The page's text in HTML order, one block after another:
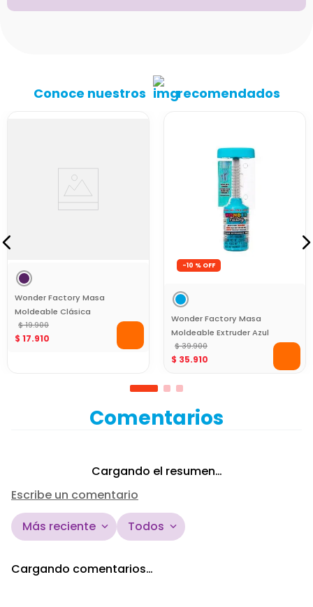
Conoce nuestros recomendados
Wonder Factory Masa
Moldeable Clásica
Morado Libre de Gluten
para Juego Creativo
$ 19.900
$ 17.910
-10 %
Wonder Factory Masa
Moldeable Extruder Azul
con Accesorios
Creativos
$ 39.900
$ 35.910
Comentarios
Cargando el resumen…
Escribe un comentario
Más reciente Todos
Cargando comentarios…